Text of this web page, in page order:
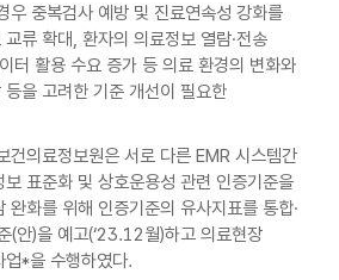
우 중복검사 예방 및 진료연속성 강화를
류 확대, 환자의 의료정보 열람·전송
터 활용 수요 증가 등 의료 환경의 변화와
을 고려한 기준 개선이 필요한
건의료정보원은 서로 다른 EMR 시스템간
표준화 및 상호운용성 관련 인증기준을
완화를 위해 인증기준의 유사지표를 통합·
(안)을 예고(‘23.12월)하고 의료현장
업*을 수행하였다.